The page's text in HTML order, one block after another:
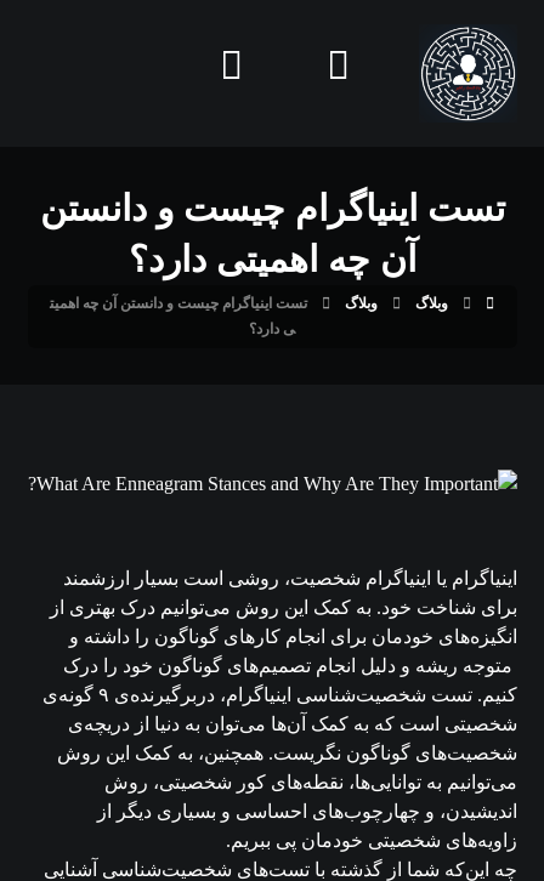
تست اینیاگرام چیست و دانستن
آن چه اهمیتی دارد؟
وبلاگ وبلاگ
تست اینیاگرام چیست و دانستن آن چه اهمیت
ی دارد؟
اینیاگرام یا اینیاگرام شخصیت، روشی است بسیار ارزشمند
برای شناخت خود. به کمک این روش می‌توانیم درک بهتری از
انگیزه‌های خودمان برای انجام کارهای گوناگون را داشته و
متوجه ریشه و دلیل انجام تصمیم‌های گوناگون خود را درک
کنیم. تست شخصیت‌شناسی اینیاگرام، دربرگیرنده‌ی ۹ گونه‌ی
شخصیتی است که به کمک آن‌ها می‌توان به دنیا از دریچه‌ی
شخصیت‌های گوناگون نگریست. همچنین، به کمک این روش
می‌توانیم به توانایی‌ها، نقطه‌های کور شخصیتی، روش
اندیشیدن، و چهارچوب‌های احساسی و بسیاری دیگر از
زاویه‌های شخصیتی خودمان پی ببریم.
چه این‌که شما از گذشته با تست‌های شخصیت‌شناسی آشنایی